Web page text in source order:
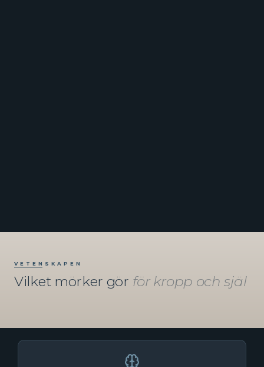
VETENSKAPEN
Vilket mörker gör för kropp och själ